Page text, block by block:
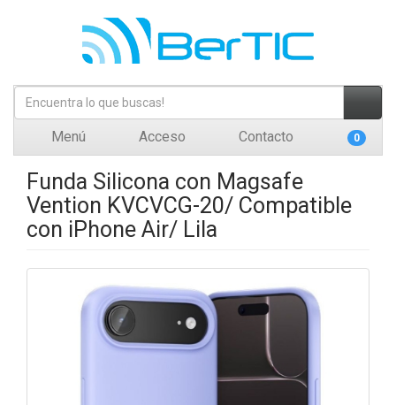
Menú Acceso Contacto 0
Funda Silicona con Magsafe
Vention KVCVCG-20/ Compatible
con iPhone Air/ Lila